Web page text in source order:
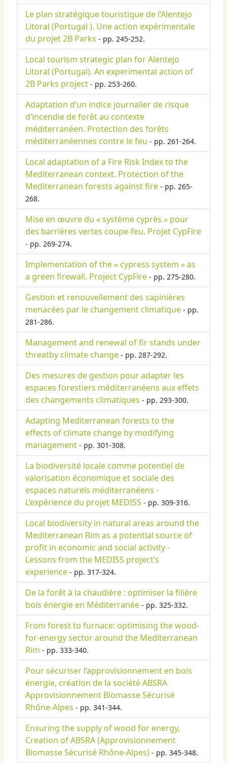
Le plan stratégique touristique de l’Alentejo
Litoral (Portugal ). Une action expérimentale
du projet 2B Parks - pp. 245-252.
Local tourism strategic plan for Alentejo
Litoral (Portugal). An experimental action of
2B Parks project - pp. 253-260.
Adaptation d’un indice journalier de risque
d’incendie de forêt au contexte
méditerranéen. Protection des forêts
méditerranéennes contre le feu - pp. 261-264.
Local adaptation of a Fire Risk Index to the
Mediterranean context. Protection of the
Mediterranean forests against fire - pp. 265-
268.
Mise en œuvre du « système cyprès » pour
des barrières vertes coupe-feu. Projet CypFire
- pp. 269-274.
Implementation of the « cypress system » as
a green firewall. Project CypFire - pp. 275-280.
Gestion et renouvellement des sapinières
menacées par le changement climatique - pp.
281-286.
Management and renewal of fir stands under
threatby climate change - pp. 287-292.
Des mesures de gestion pour adapter les
espaces forestiers méditerranéens aux effets
des changements climatiques - pp. 293-300.
Adapting Mediterranean forests to the
effects of climate change by modifying
management - pp. 301-308.
La biodiversité locale comme potentiel de
valorisation économique et sociale des
espaces naturels méditerranéens -
L’expérience du projet MEDISS - pp. 309-316.
Local biodiversity in natural areas around the
Mediterranean Rim as a potential source of
profit in economic and social activity -
Lessons from the MEDISS project’s
experience - pp. 317-324.
De la forêt à la chaudière : optimiser la filière
bois énergie en Méditerranée - pp. 325-332.
From forest to furnace: optimising the wood-
for-energy sector around the Mediterranean
Rim - pp. 333-340.
Pour sécuriser l’approvisionnement en bois
énergie, création de la société ABSRA
Approvisionnement Biomasse Sécurisé
Rhône-Alpes - pp. 341-344.
Ensuring the supply of wood for energy,
Creation of ABSRA (Approvisionnement
Biomasse Sécurisé Rhône-Alpes) - pp. 345-348.